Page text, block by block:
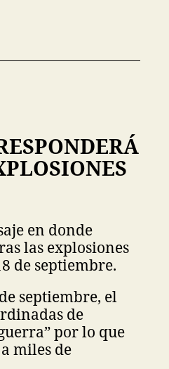
en donde
las explosiones
de septiembre.
septiembre, el
de
por lo que
miles de